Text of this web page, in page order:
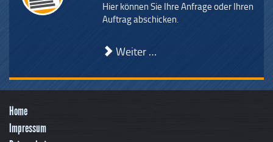
Hier können Sie Ihre Anfrage oder Ihren
Auftrag abschicken.
Weiter …
Home
Impressum